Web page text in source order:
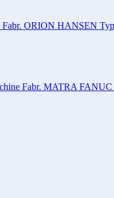
Fabr. ORION HANSEN
Fabr. MATRA